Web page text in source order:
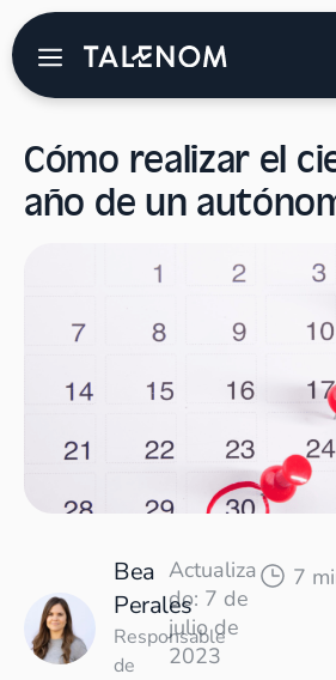
cierre del año de un autónomo
Cómo realizar el
año de un
Bea
Perales
Responsable
de
Actualiza
do: 7 de
julio de
2023
7